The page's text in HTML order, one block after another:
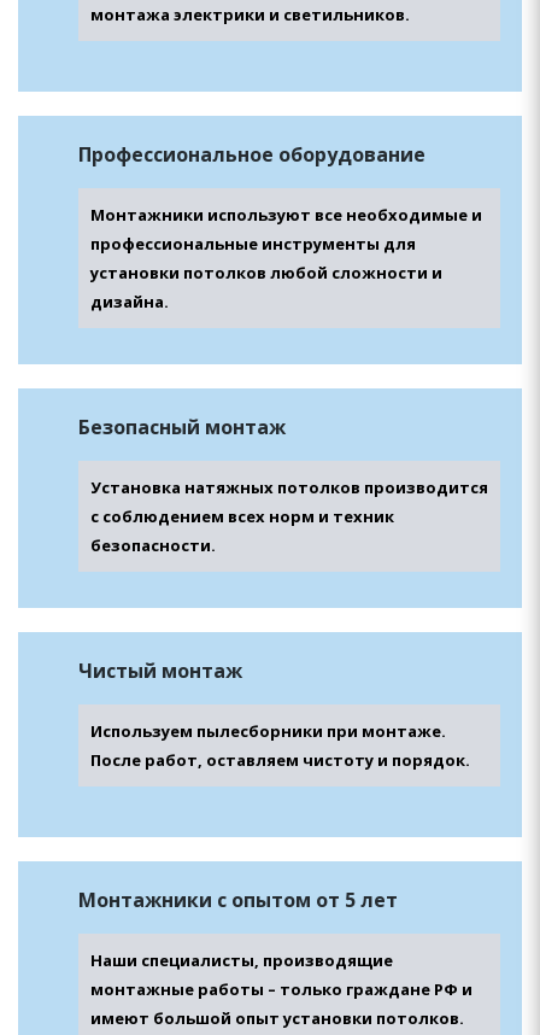
монтажа электрики и светильников.
Профессиональное оборудование
Монтажники используют все необходимые и
профессиональные инструменты для
установки потолков любой сложности и
дизайна.
Безопасный монтаж
Установка натяжных потолков производится
с соблюдением всех норм и техник
безопасности.
Чистый монтаж
Используем пылесборники при монтаже.
После работ, оставляем чистоту и порядок.
Монтажники с опытом от 5 лет
Наши специалисты, производящие
монтажные работы – только граждане РФ и
имеют большой опыт установки потолков.